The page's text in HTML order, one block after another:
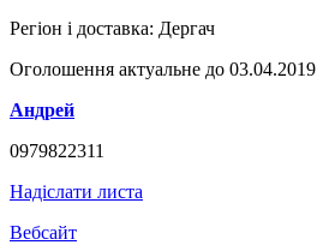
Регіон і доставка: Дергач
Оголошення актуальне до 03.04.2019
Андрей
0979822311
Надіслати листа
Вебсайт